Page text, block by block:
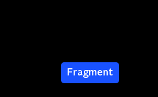
Fragment